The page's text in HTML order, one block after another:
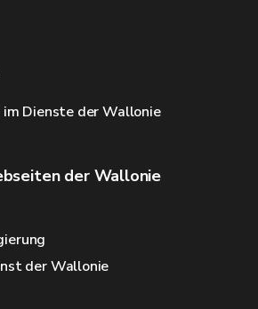
im Dienste der Wallonie
der Wallonie
der Wallonie